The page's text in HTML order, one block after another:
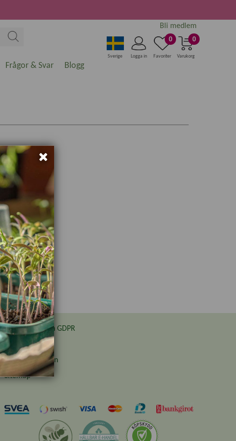
0
Varukorg
0
Favoriter
Logga in
Sverige
Bli medlem
Frågor & Svar Blogg
Om cookies och GDPR
Jobba hos oss
Wexthuset Japan
Sitemap